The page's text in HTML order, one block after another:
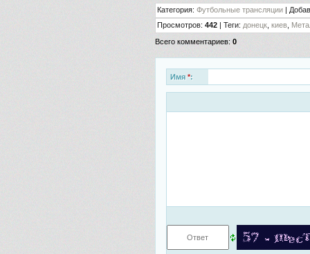
Категория: Футбольные трансляции
Просмотров: 442 Теги: донецк, киев,
Всего комментариев: 0
Имя *: